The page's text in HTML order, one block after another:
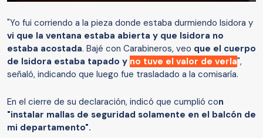
"Yo fui corriendo a la pieza donde estaba durmiendo Isidora y
vi que la ventana estaba abierta y que Isidora no
estaba acostada. Bajé con Carabineros, veo que el cuerpo
de Isidora estaba tapado y no tuve el valor de verla",
señaló, indicando que luego fue trasladado a la comisaría.
En el cierre de su declaración, indicó que cumplió con
"instalar mallas de seguridad solamente en el balcón de
mi departamento".